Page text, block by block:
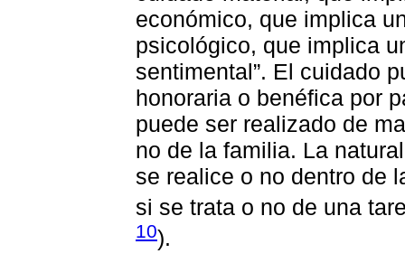
económico, que implica
psicológico, que implica
sentimental”. El cuidado
honoraria o benéfica por
puede ser realizado de
no de la familia. La
se realice o no dentro de
si se trata o no de una
10).